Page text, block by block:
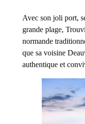
Avec son joli port,
grande plage,
normande
que sa voisine
authentique et